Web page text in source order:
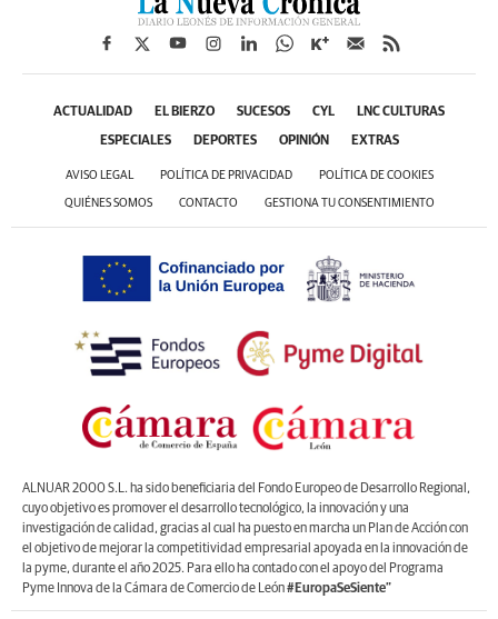
ACTUALIDAD EL BIERZO SUCESOS CYL LNC CULTURAS
ESPECIALES DEPORTES OPINIÓN EXTRAS
AVISO LEGAL POLÍTICA DE PRIVACIDAD POLÍTICA DE COOKIES
QUIÉNES SOMOS CONTACTO GESTIONA TU CONSENTIMIENTO
ALNUAR 2000 S.L. ha sido beneficiaria del Fondo Europeo de Desarrollo Regional,
cuyo objetivo es promover el desarrollo tecnológico, la innovación y una
investigación de calidad, gracias al cual ha puesto en marcha un Plan de Acción con
el objetivo de mejorar la competitividad empresarial apoyada en la innovación de
la pyme, durante el año 2025. Para ello ha contado con el apoyo del Programa
Pyme Innova de la Cámara de Comercio de León#EuropaSeSiente”